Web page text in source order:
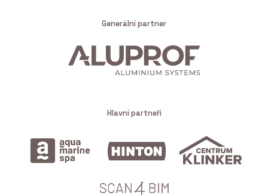
Generální partner
Hlavní partneři